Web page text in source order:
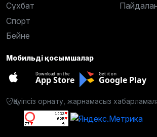
Сұхбат
Спорт
Бейне
Мобильді қосымшалар
Download on the
App Store
Get it on
Google Play
Қауіпсіз орнату, жарнамасыз